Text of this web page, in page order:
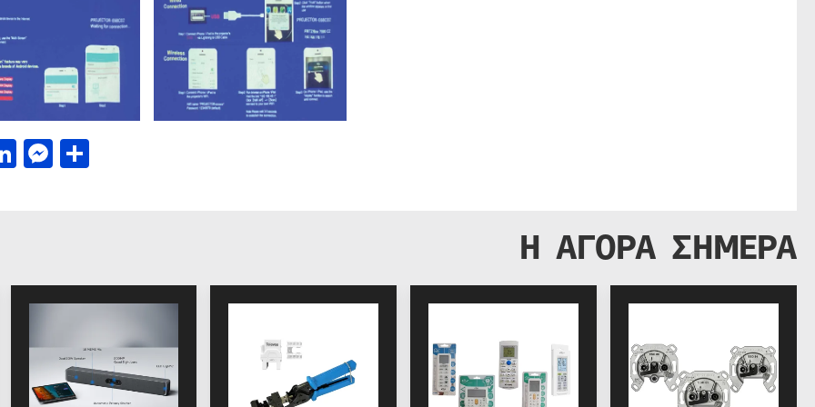
LinkedIn
Messenger
Μοιραστείτε
Η ΑΓΟΡΑ ΣΗΜΕΡΑ